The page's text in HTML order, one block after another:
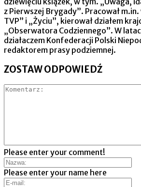
z Pierwszej Brygady”. Pracował
TVP” i „Życiu”, kierował działem
„Obserwatora Codziennego”. W
działaczem Konfederacji Polski
redaktorem prasy podziemnej.
ZOSTAW ODPOWIEDŹ
Please enter your comment!
Please enter your name here